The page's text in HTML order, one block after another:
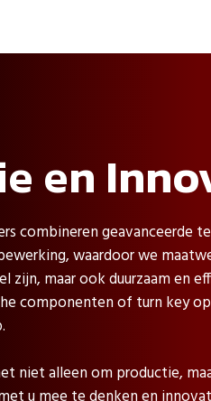
en
combineren geavanceerde
waardoor we
zijn, maar ook duurzaam en
componenten of turn key
niet alleen om productie,